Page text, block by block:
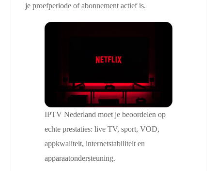
je proefperiode of abonnement actief is.
IPTV Nederland moet je beoordelen op
echte prestaties: live TV, sport, VOD,
appkwaliteit, internetstabiliteit en
apparaatondersteuning.